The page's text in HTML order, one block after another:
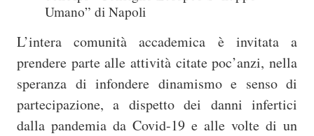
Umano” di Napoli
L’intera comunità accademica è invitata a
prendere parte alle attività citate poc’anzi, nella
speranza di infondere dinamismo e senso di
partecipazione, a dispetto dei danni infertici
dalla pandemia da Covid-19 e alle volte di un